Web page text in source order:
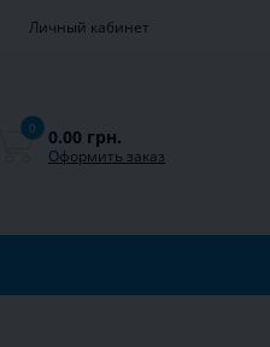
Личный кабинет
0 0.00 грн.
Оформить заказ